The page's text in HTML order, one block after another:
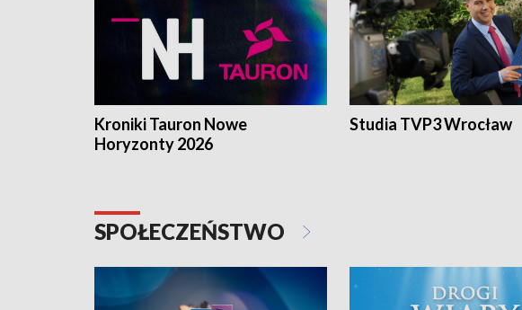
Kroniki Tauron Nowe
Horyzonty 2026
Studia TVP3 Wrocław
SPOŁECZEŃSTWO